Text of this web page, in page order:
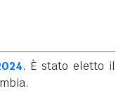
. È stato eletto il